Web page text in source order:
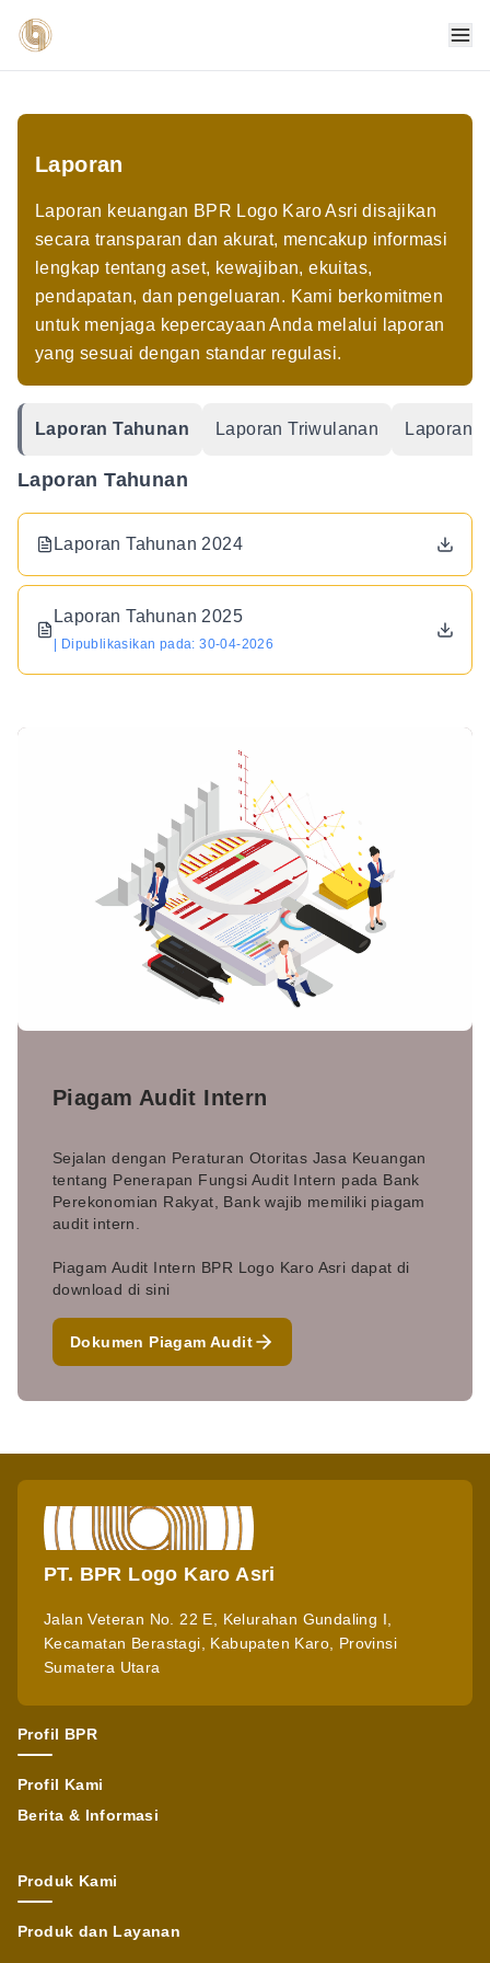
Laporan
Laporan keuangan BPR Logo Karo Asri disajikan
secara transparan dan akurat, mencakup informasi
lengkap tentang aset, kewajiban, ekuitas,
pendapatan, dan pengeluaran. Kami berkomitmen
untuk menjaga kepercayaan Anda melalui laporan
yang sesuai dengan standar regulasi.
Laporan Tahunan Laporan Triwulanan Laporan
Laporan Tahunan
Laporan Tahunan 2024
Laporan Tahunan 2025
| Dipublikasikan pada: 30-04-2026
Piagam Audit Intern
Sejalan dengan Peraturan Otoritas Jasa Keuangan
tentang Penerapan Fungsi Audit Intern pada Bank
Perekonomian Rakyat, Bank wajib memiliki piagam
audit intern.
Piagam Audit Intern BPR Logo Karo Asri dapat di
download di sini
Dokumen Piagam Audit
PT. BPR Logo Karo Asri
Jalan Veteran No. 22 E, Kelurahan Gundaling I,
Kecamatan Berastagi, Kabupaten Karo, Provinsi
Sumatera Utara
Profil BPR
Profil Kami
Berita & Informasi
Produk Kami
Produk dan Layanan